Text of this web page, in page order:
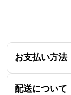
お支払い方法
配送について